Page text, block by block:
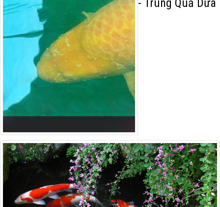
- Trùng Quả Dưa
biết cá Koi đang bị
bệnh
Kiểm tra nước hồ
nuôi cá Koi